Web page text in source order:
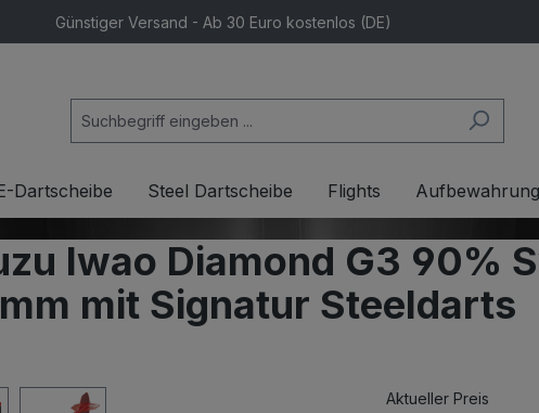
Günstiger Versand - Ab 30 Euro kostenlos (DE)
Dartscheibe Steel Dartscheibe Flights Aufbewahrung
Iwao Diamond G3 90%
mit Signatur Steeldarts
Aktueller Preis